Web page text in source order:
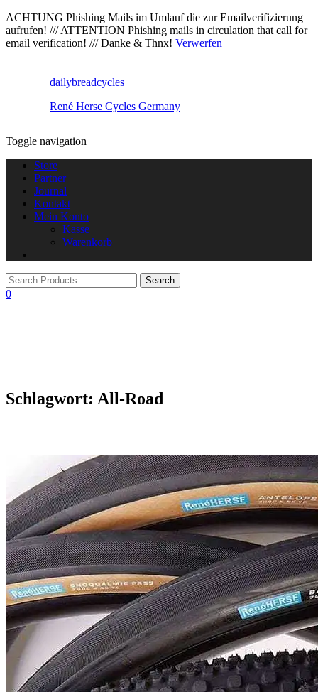
ACHTUNG Phishing Mails im Umlauf die zur Emailverifizierung
aufrufen! /// ATTENTION Phishing mails in circulation that call for
email verification! /// Danke & Thnx! Verwerfen
dailybreadcycles
René Herse Cycles Germany
Toggle navigation
Store
Partner
Journal
Kontakt
Mein Konto
Kasse
Warenkorb
0
Schlagwort: All-Road